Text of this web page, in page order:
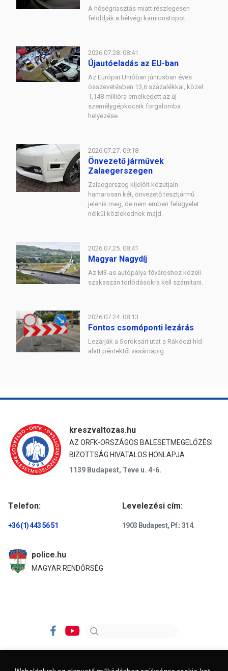
A hőségriasztás miatt részlegesen
feloldják a hétvégi kamionstopot.
2026.07.28. 08:41
Újautóeladás az EU-ban
Az Európai Unióban júniusban éves
összevetésben 13,6 százalékkal, közel
1,148 millióra emelkedett az új
személygépkocsik forgalomba
helyezése.
2026.07.27. 09:18
Önvezető járművek
Zalaegerszegen
Zalaegerszeg kijelölt közútjain
hamarosan két, önvezető tesztjármű
jelenik meg, de nem emberi felügyelet
nélkül közlekednek majd.
2026.07.25. 08:41
Magyar Nagydíj
Az M3-as autópálya fővároshoz közeli
szakaszán torlódásokra kell számítani.
2026.07.24. 08:13
Fontos csomóponti lezárás
Lezárják a Soroksári utat a Rákóczi híd
alatt péntektől vasárnapig.
kreszvaltozas.hu
AZ ORFK-ORSZÁGOS BALESETMEGELŐZÉSI
BIZOTTSÁG HIVATALOS HONLAPJA
1139 Budapest, Teve u. 4-6.
Telefon:
+36 (1) 443 56 51
Levelezési cím:
1903 Budapest, Pf.: 314.
police.hu
MAGYAR RENDŐRSÉG